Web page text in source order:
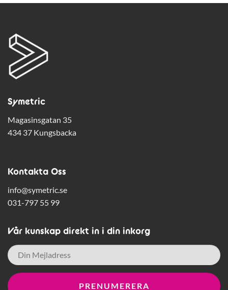
Symetric
Magasinsgatan 35
434 37 Kungsbacka
Kontakta Oss
info@symetric.se
031-797 55 99
Vår kunskap direkt in i din inkorg
E-
post *